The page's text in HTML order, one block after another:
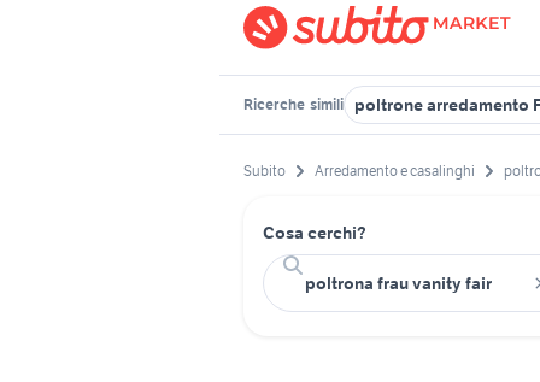
Ricerche simili poltrone arredamento
Subito Arredamento e casalinghi
Cosa cerchi?